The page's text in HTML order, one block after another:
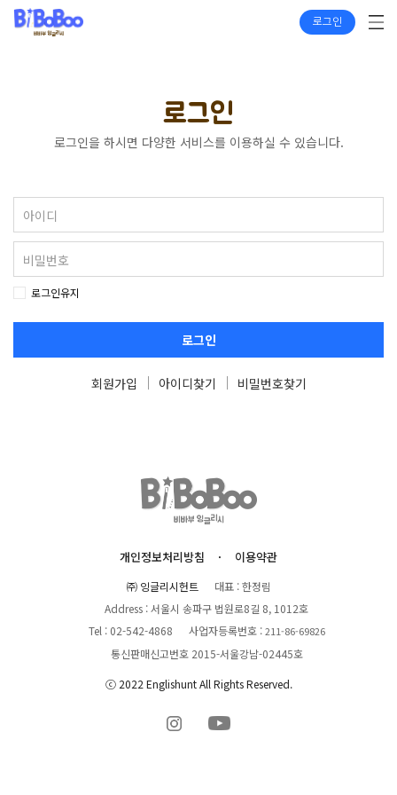
로그인
로그인
로그인을 하시면 다양한 서비스를 이용하실 수 있습니다.
로그인유지
로그인
회원가입 아이디찾기 비밀번호찾기
개인정보처리방침 이용약관
㈜ 잉글리시헌트
대표 : 한정림
Address : 서울시 송파구 법원로8길 8, 1012호
Tel : 02-542-4868
사업자등록번호 :211-86-69826
통신판매신고번호 2015-서울강남-02445호
ⓒ 2022 Englishunt All Rights Reserved.